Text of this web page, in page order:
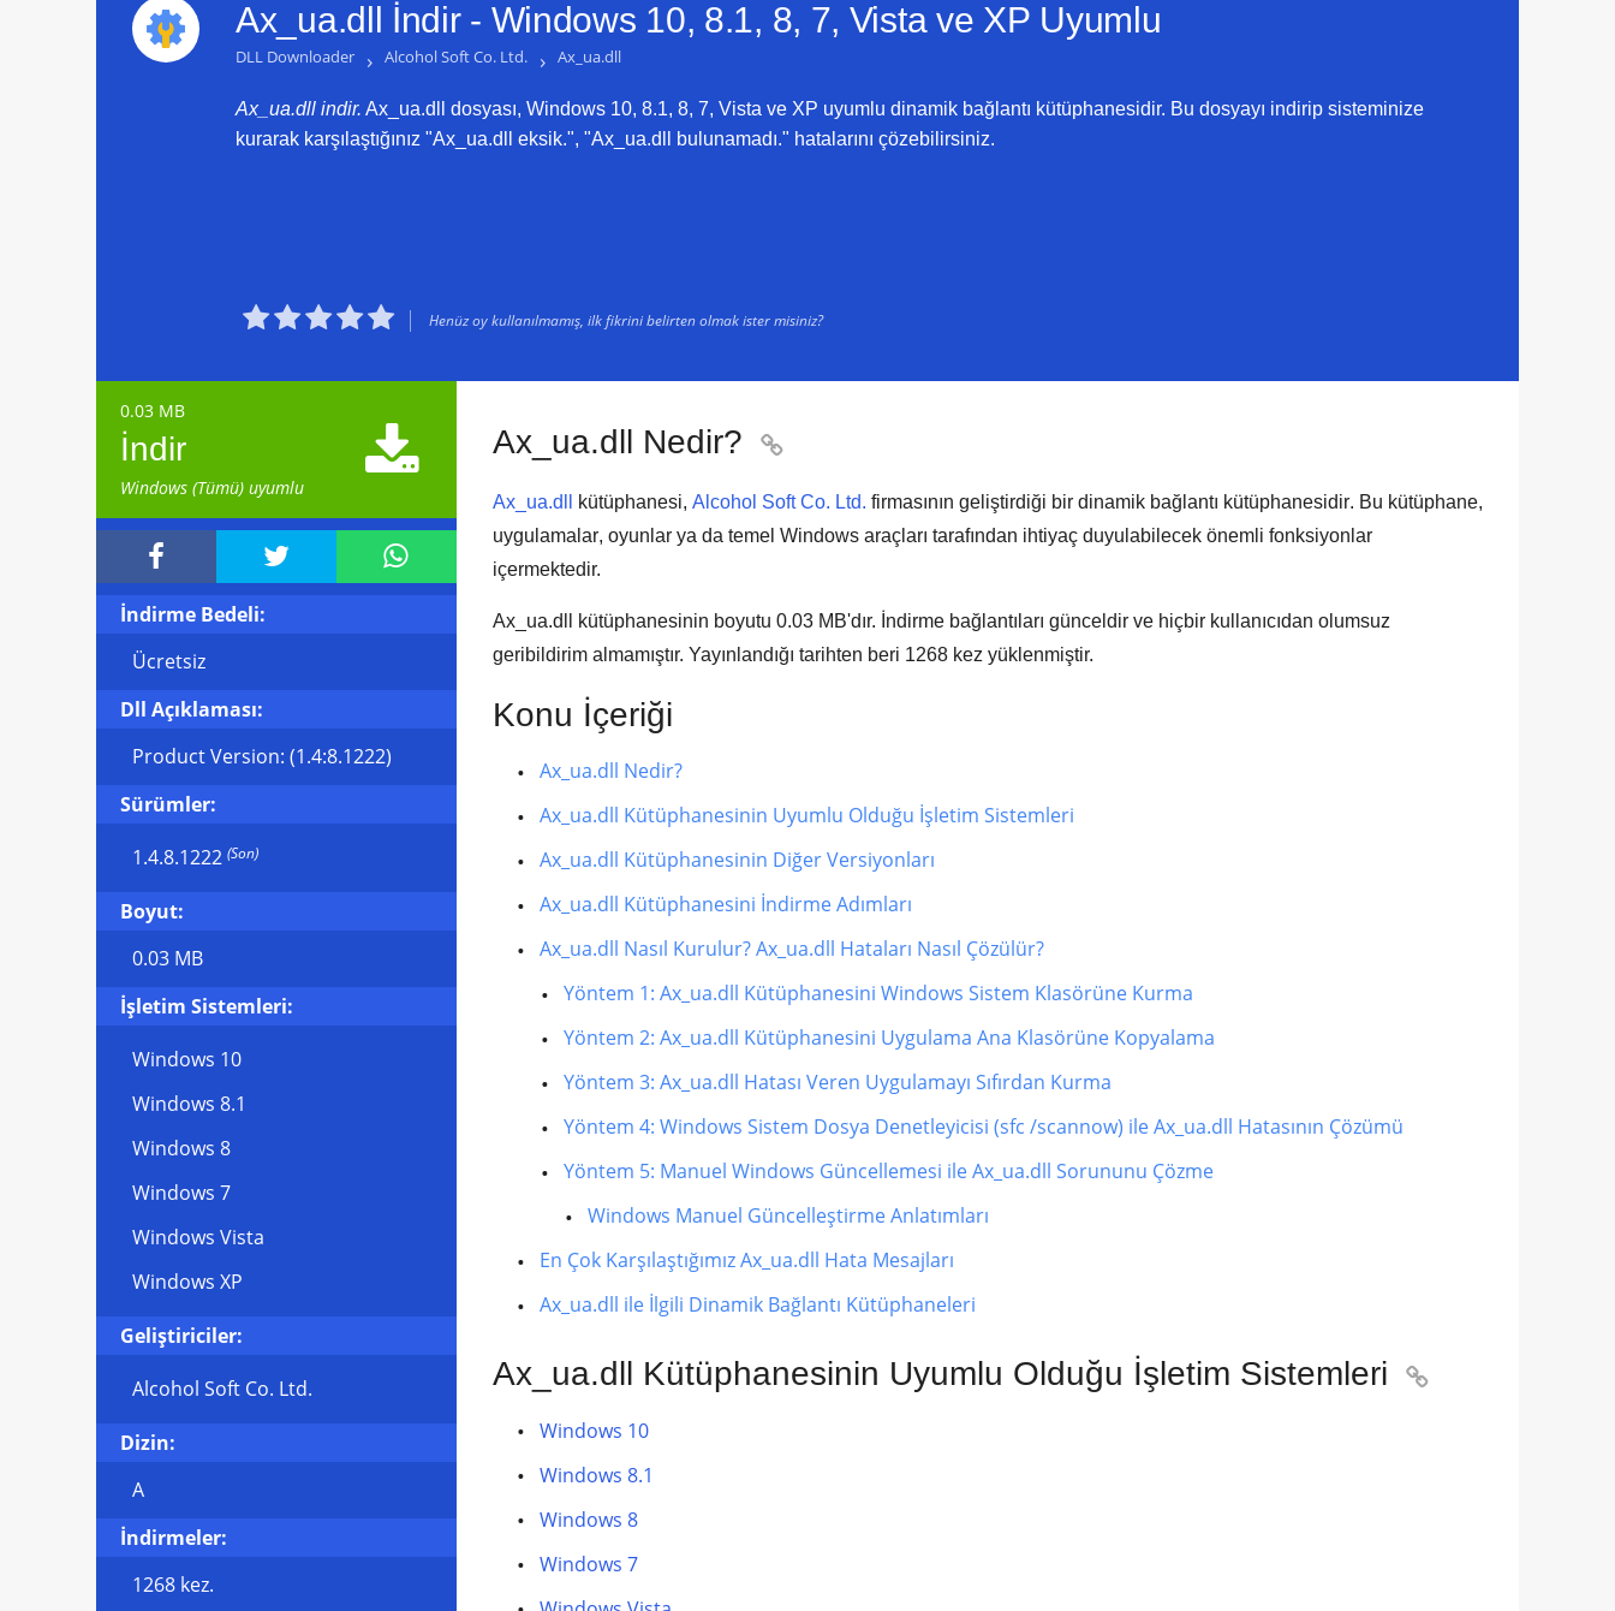
Ax_ua.dll İndir - Windows 10, 8.1, 8, 7, Vista ve XP Uyumlu
DLL Downloader › Alcohol Soft Co. Ltd. › Ax_ua.dll
Ax_ua.dll indir. Ax_ua.dll dosyası, Windows 10, 8.1, 8, 7, Vista ve XP uyumlu dinamik bağlantı kütüphanesidir. Bu dosyayı indirip sisteminize
kurarak karşılaştığınız "Ax_ua.dll eksik.", "Ax_ua.dll bulunamadı." hatalarını çözebilirsiniz.
 Henüz oy kullanılmamış, ilk fikrini belirten olmak ister misiniz?
0.03 MB
İndir
Windows (Tümü) uyumlu

  
İndirme Bedeli:
Ücretsiz
Dll Açıklaması:
Product Version: (1.4:8.1222)
Sürümler:
1.4.8.1222 (Son)
Boyut:
0.03 MB
İşletim Sistemleri:
Windows 10
Windows 8.1
Windows 8
Windows 7
Windows Vista
Windows XP
Geliştiriciler:
Alcohol Soft Co. Ltd.
Dizin:
A
İndirmeler:
1268 kez.
Ax_ua.dll Nedir? 
Ax_ua.dll kütüphanesi, Alcohol Soft Co. Ltd. firmasının geliştirdiği bir dinamik bağlantı kütüphanesidir. Bu kütüphane,
uygulamalar, oyunlar ya da temel Windows araçları tarafından ihtiyaç duyulabilecek önemli fonksiyonlar
içermektedir.
Ax_ua.dll kütüphanesinin boyutu 0.03 MB'dır. İndirme bağlantıları günceldir ve hiçbir kullanıcıdan olumsuz
geribildirim almamıştır. Yayınlandığı tarihten beri 1268 kez yüklenmiştir.
Konu İçeriği
Ax_ua.dll Nedir?
Ax_ua.dll Kütüphanesinin Uyumlu Olduğu İşletim Sistemleri
Ax_ua.dll Kütüphanesinin Diğer Versiyonları
Ax_ua.dll Kütüphanesini İndirme Adımları
Ax_ua.dll Nasıl Kurulur? Ax_ua.dll Hataları Nasıl Çözülür?
Yöntem 1: Ax_ua.dll Kütüphanesini Windows Sistem Klasörüne Kurma
Yöntem 2: Ax_ua.dll Kütüphanesini Uygulama Ana Klasörüne Kopyalama
Yöntem 3: Ax_ua.dll Hatası Veren Uygulamayı Sıfırdan Kurma
Yöntem 4: Windows Sistem Dosya Denetleyicisi (sfc /scannow) ile Ax_ua.dll Hatasının Çözümü
Yöntem 5: Manuel Windows Güncellemesi ile Ax_ua.dll Sorununu Çözme
Windows Manuel Güncelleştirme Anlatımları
En Çok Karşılaştığımız Ax_ua.dll Hata Mesajları
Ax_ua.dll ile İlgili Dinamik Bağlantı Kütüphaneleri
Ax_ua.dll Kütüphanesinin Uyumlu Olduğu İşletim Sistemleri 
Windows 10
Windows 8.1
Windows 8
Windows 7